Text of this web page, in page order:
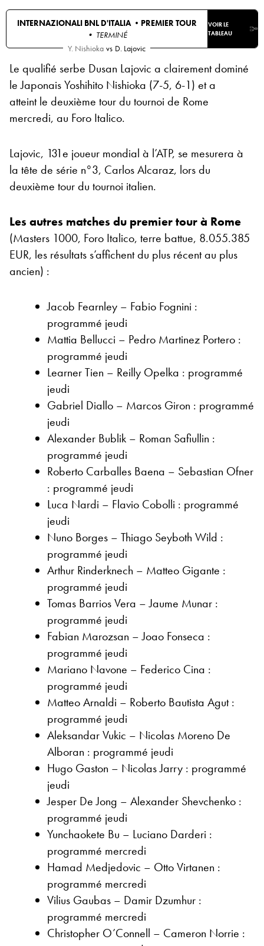
INTERNAZIONALI BNL D'ITALIA • PREMIER TOUR
• TERMINÉ
VOIR LE
TABLEAU
Y. Nishioka vs D. Lajovic
Le qualifié serbe Dusan Lajovic a clairement dominé
le Japonais Yoshihito Nishioka (7-5, 6-1) et a
atteint le deuxième tour du tournoi de Rome
mercredi, au Foro Italico.
Lajovic, 131e joueur mondial à l’ATP, se mesurera à
la tête de série n°3, Carlos Alcaraz, lors du
deuxième tour du tournoi italien.
Les autres matches du premier tour à Rome
(Masters 1000, Foro Italico, terre battue, 8.055.385
EUR, les résultats s’affichent du plus récent au plus
ancien) :
Jacob Fearnley – Fabio Fognini :
programmé jeudi
Mattia Bellucci – Pedro Martinez Portero :
programmé jeudi
Learner Tien – Reilly Opelka : programmé
jeudi
Gabriel Diallo – Marcos Giron : programmé
jeudi
Alexander Bublik – Roman Safiullin :
programmé jeudi
Roberto Carballes Baena – Sebastian Ofner
: programmé jeudi
Luca Nardi – Flavio Cobolli : programmé
jeudi
Nuno Borges – Thiago Seyboth Wild :
programmé jeudi
Arthur Rinderknech – Matteo Gigante :
programmé jeudi
Tomas Barrios Vera – Jaume Munar :
programmé jeudi
Fabian Marozsan – Joao Fonseca :
programmé jeudi
Mariano Navone – Federico Cina :
programmé jeudi
Matteo Arnaldi – Roberto Bautista Agut :
programmé jeudi
Aleksandar Vukic – Nicolas Moreno De
Alboran : programmé jeudi
Hugo Gaston – Nicolas Jarry : programmé
jeudi
Jesper De Jong – Alexander Shevchenko :
programmé jeudi
Yunchaokete Bu – Luciano Darderi :
programmé mercredi
Hamad Medjedovic – Otto Virtanen :
programmé mercredi
Vilius Gaubas – Damir Dzumhur :
programmé mercredi
Christopher O’Connell – Cameron Norrie :